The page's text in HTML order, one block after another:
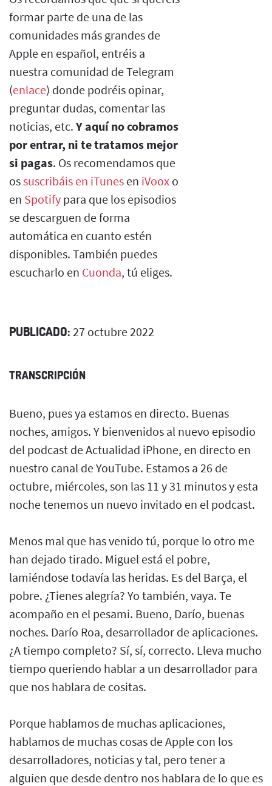
formar parte de una de las
comunidades más grandes de
Apple en español, entréis a
nuestra comunidad de Telegram
(enlace) donde podréis opinar,
preguntar dudas, comentar las
noticias, etc. Y aquí no cobramos
por entrar, ni te tratamos mejor
si pagas. Os recomendamos que
ossuscribáis en iTunes en iVoox o
en Spotify para que los episodios
se descarguen de forma
automática en cuanto estén
disponibles. También puedes
escucharlo en Cuonda, tú eliges.
PUBLICADO: 27 octubre 2022
TRANSCRIPCIÓN
Bueno, pues ya estamos en directo. Buenas
noches, amigos. Y bienvenidos al nuevo episodio
del podcast de Actualidad iPhone, en directo en
nuestro canal de YouTube. Estamos a 26 de
octubre, miércoles, son las 11 y 31 minutos y esta
noche tenemos un nuevo invitado en el podcast.
Menos mal que has venido tú, porque lo otro me
han dejado tirado. Miguel está el pobre,
lamiéndose todavía las heridas. Es del Barça, el
pobre. ¿Tienes alegría? Yo también, vaya. Te
acompaño en el pesami. Bueno, Darío, buenas
noches. Darío Roa, desarrollador de aplicaciones.
¿A tiempo completo? Sí, sí, correcto. Lleva mucho
tiempo queriendo hablar a un desarrollador para
que nos hablara de cositas.
Porque hablamos de muchas aplicaciones,
hablamos de muchas cosas de Apple con los
desarrolladores, noticias y tal, pero tener a
alguien que desde dentro nos hablara de lo que es